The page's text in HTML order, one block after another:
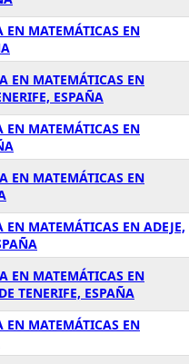
EN MATEMÁTICAS EN
EN MATEMÁTICAS EN
ESPAÑA
EN MATEMÁTICAS EN
EN MATEMÁTICAS EN
MATEMÁTICAS EN ADEJE,
EN MATEMÁTICAS EN
TENERIFE, ESPAÑA
EN MATEMÁTICAS EN